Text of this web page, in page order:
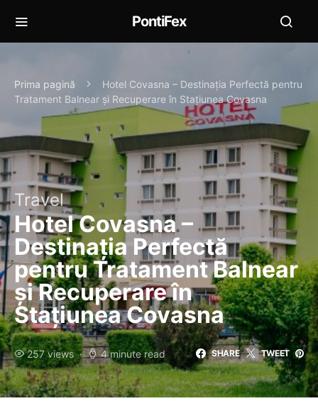
PontiFex
Prima pagină
Hotel Covasna – Destinația Perfectă pentru
Tratament Balnear și Recuperare în Stațiunea Covasna
Travel
Hotel Covasna –
Destinația Perfectă
pentru Tratament Balnear
și Recuperare în
Stațiunea Covasna
257 views 4 minute read SHARE TWEET